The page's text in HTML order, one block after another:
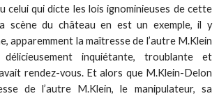
celui qui dicte les lois ignominieuses de cette
scène du château en est un exemple, il y
apparemment la maîtresse de l’autre M.Klein
délicieusement inquiétante, troublante et
rendez-vous. Et alors que M.Klein-Delon
de l’autre M.Klein, le manipulateur, sa